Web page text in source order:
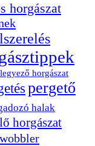
horgászat
legyező horgászat
pergető
halak
horgászat
wobbler